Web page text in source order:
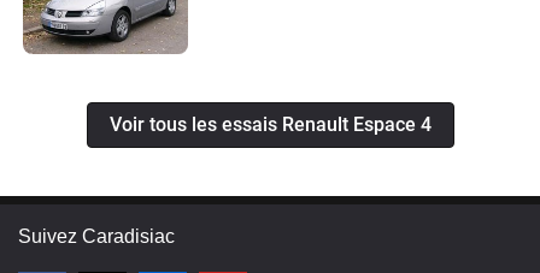
Voir tous les essais Renault Espace 4
Suivez Caradisiac